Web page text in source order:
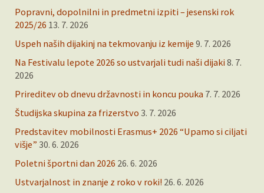
Popravni, dopolnilni in predmetni izpiti – jesenski rok
2025/26 13. 7. 2026
Uspeh naših dijakinj na tekmovanju iz kemije 9. 7. 2026
Na Festivalu lepote 2026 so ustvarjali tudi naši dijaki 8. 7.
2026
Prireditev ob dnevu državnosti in koncu pouka 7. 7. 2026
Študijska skupina za frizerstvo 3. 7. 2026
Predstavitev mobilnosti Erasmus+ 2026 “Upamo si ciljati
višje” 30. 6. 2026
Poletni športni dan 2026 26. 6. 2026
Ustvarjalnost in znanje z roko v roki! 26. 6. 2026